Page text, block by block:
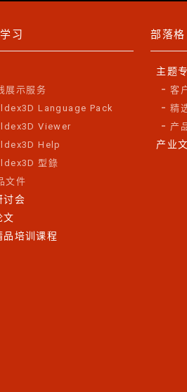
习
展示服务
Language Pack
Viewer
Help
型錄
文件
讨会
文
品培训课程
部落格
主题
客
精
产
产业